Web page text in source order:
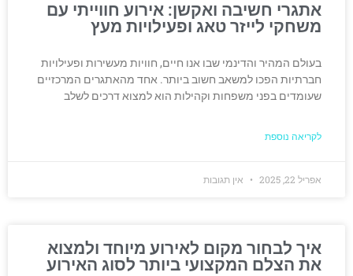
אתגרי חשיבה ואקשן: אירוע חווייתי עם
משחקי לייזר טאג ופעילויות מעץ
בעולם המהיר והדינמי שבו אנו חיים, חוויות מעשירות ופעילויות
חברתיות הפכו למשאב חשוב ביותר. אחד מהאתגרים המרכזיים
שעומדים בפני משפחות וקהילות הוא למצוא דרכים לשלב
לקריאה נוספת
אפריל 22, 2025 אין תגובות
איך לבחור מקום לאירוע מיוחד ולמצוא
את הצלם המקצועי ביותר לסוג האירוע